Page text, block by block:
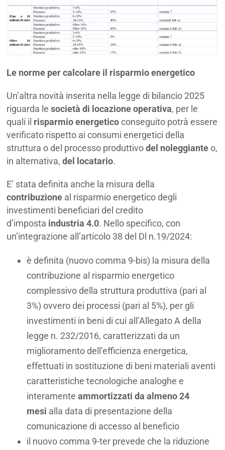
Le norme per calcolare il risparmio energetico
Un’altra novità inserita nella legge di bilancio 2025
riguarda lesocietà di locazione operativa, per le
quali il risparmio energeticoconseguito potrà essere
verificato rispetto ai consumi energetici della
struttura o del processo produttivodel noleggianteo,
in alternativa,del locatario.
E’ stata definita anche la misura della
contribuzione al risparmio energetico degli
investimenti beneficiari del credito
d’imposta industria 4.0. Nello specifico, con
un’integrazione all’articolo 38 del Dl n.19/2024:
è definita (nuovo comma 9-bis) la misura della
contribuzione al risparmio energetico
complessivo della struttura produttiva (pari al
3%) ovvero dei processi (pari al 5%), per gli
investimenti in beni di cui all’Allegato A della
legge n. 232/2016, caratterizzati da un
miglioramento dell’efficienza energetica,
effettuati in sostituzione di beni materiali aventi
caratteristiche tecnologiche analoghe e
interamenteammortizzati da almeno 24
mesi alla data di presentazione della
comunicazione di accesso al beneficio
il nuovo comma 9-ter prevede che la riduzione